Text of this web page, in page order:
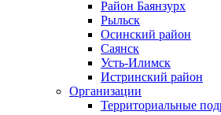
Район Баянзурх
Рыльск
Осинский район
Саянск
Усть-Илимск
Истринский район
Организации
Территориальные